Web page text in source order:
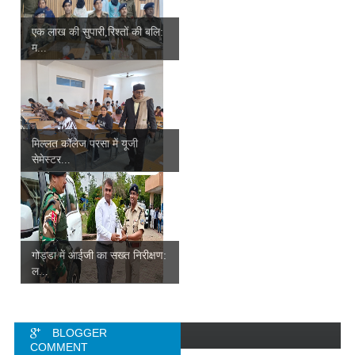
एक लाख की सुपारी,रिश्तों की बलि:
म...
मिल्लत कॉलेज परसा में यूजी
सेमेस्टर...
गोड्डा में आईजी का सख्त निरीक्षण:
ल...
BLOGGER
COMMENT